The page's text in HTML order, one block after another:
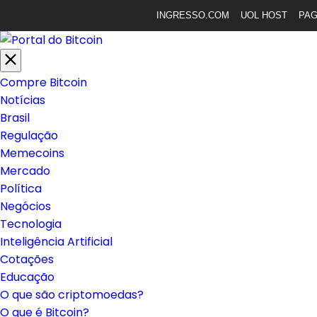
INGRESSO.COM UOL HOST
Compre Bitcoin
Notícias
Brasil
Regulação
Memecoins
Mercado
Política
Negócios
Tecnologia
Inteligência Artificial
Cotações
Educação
O que são criptomoedas?
O que é Bitcoin?